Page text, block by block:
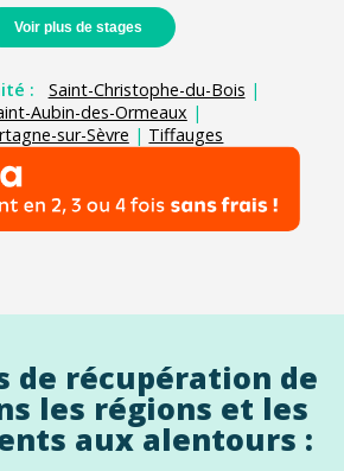
Voir plus de stages
: Saint-Christophe-du-Bois |
Aubin-des-Ormeaux |
sur-Sèvre | Tiffauges
de récupération de
les régions et les
aux alentours :